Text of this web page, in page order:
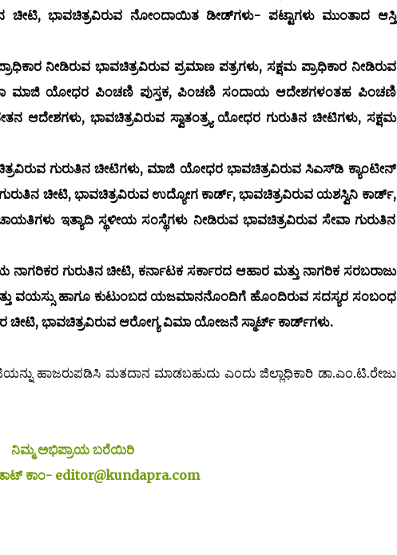
ಚೀಟಿ, ಭಾವಚಿತ್ರವಿರುವ ನೋಂದಾಯಿತ ಡೀಡ್‌ಗಳು- ಪಟ್ಟಾಗಳು ಮುಂತಾದ ಆಸ್ತಿ
ನೀಡಿರುವ ಭಾವಚಿತ್ರವಿರುವ ಪ್ರಮಾಣ ಪತ್ರಗಳು, ಸಕ್ಷಮ ಪ್ರಾಧಿಕಾರ ನೀಡಿರುವ
ಮಾಜಿ ಯೋಧರ ಪಿಂಚಣಿ ಪುಸ್ತಕ, ಪಿಂಚಣಿ ಸಂದಾಯ ಆದೇಶಗಳಂತಹ ಪಿಂಚಣಿ
ಆದೇಶಗಳು, ಭಾವಚಿತ್ರವಿರುವ ಸ್ವಾತಂತ್ರ್ಯ ಯೋಧರ ಗುರುತಿನ ಚೀಟಿಗಳು, ಸಕ್ಷಮ
ಗುರುತಿನ ಚೀಟಿಗಳು, ಮಾಜಿ ಯೋಧರ ಭಾವಚಿತ್ರವಿರುವ ಸಿಎಸ್‌ಡಿ ಕ್ಯಾಂಟೀನ್
ಚೀಟಿ, ಭಾವಚಿತ್ರವಿರುವ ಉದ್ಯೋಗ ಕಾರ್ಡ್, ಭಾವಚಿತ್ರವಿರುವ ಯಶಸ್ವಿನಿ ಕಾರ್ಡ್,
ಇತ್ಯಾದಿ ಸ್ಥಳೀಯ ಸಂಸ್ಥೆಗಳು ನೀಡಿರುವ ಭಾವಚಿತ್ರವಿರುವ ಸೇವಾ ಗುರುತಿನ
ಗುರುತಿನ ಚೀಟಿ, ಕರ್ನಾಟಕ ಸರ್ಕಾರದ ಆಹಾರ ಮತ್ತು ನಾಗರಿಕ ಸರಬರಾಜು
ವಯಸ್ಸು ಹಾಗೂ ಕುಟುಂಬದ ಯಜಮಾನನೊಂದಿಗೆ ಹೊಂದಿರುವ ಸದಸ್ಯರ ಸಂಬಂಧ
ಚೀಟಿ, ಭಾವಚಿತ್ರವಿರುವ ಆರೋಗ್ಯ ವಿಮಾ ಯೋಜನೆ ಸ್ಮಾರ್ಟ್ ಕಾರ್ಡ್‌ಗಳು.
ಹಾಜರುಪಡಿಸಿ ಮತದಾನ ಮಾಡಬಹುದು ಎಂದು ಜಿಲ್ಲಾಧಿಕಾರಿ ಡಾ.ಎಂ.ಟಿ.ರೇಜು
ನಿಮ್ಮ ಅಭಿಪ್ರಾಯ ಬರೆಯಿರಿ
ಡಾಟ್ ಕಾಂ- editor@kundapra.com